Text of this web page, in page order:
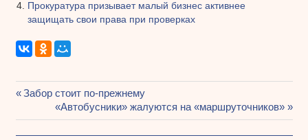
Прокуратура призывает малый бизнес активнее
защищать свои права при проверках
Навигация
Предыдущая
запись:
Забор стоит по-прежнему
Следующая
запись:
«Автобусники» жалуются на «маршруточников»